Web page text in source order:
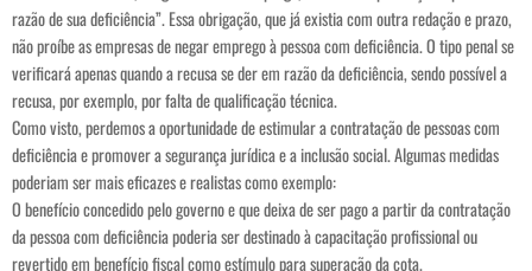
razão de sua deficiência”. Essa obrigação, que já existia com outra redação e prazo,
não proíbe as empresas de negar emprego à pessoa com deficiência. O tipo penal se
verificará apenas quando a recusa se der em razão da deficiência, sendo possível a
recusa, por exemplo, por falta de qualificação técnica.
Como visto, perdemos a oportunidade de estimular a contratação de pessoas com
deficiência e promover a segurança jurídica e a inclusão social. Algumas medidas
poderiam ser mais eficazes e realistas como exemplo:
O benefício concedido pelo governo e que deixa de ser pago a partir da contratação
da pessoa com deficiência poderia ser destinado à capacitação profissional ou
revertido em benefício fiscal como estímulo para superação da cota.